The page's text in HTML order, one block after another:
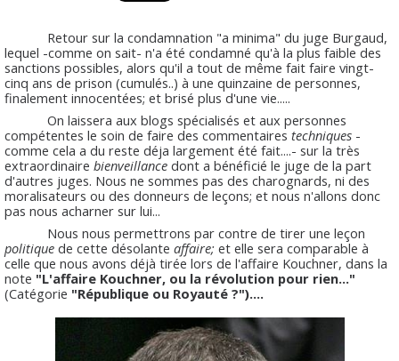
Retour sur la condamnation "a minima" du juge Burgaud,
lequel -comme on sait- n'a été condamné qu'à la plus faible des
sanctions possibles, alors qu'il a tout de même fait faire vingt-
cinq ans de prison (cumulés..) à une quinzaine de personnes,
finalement innocentées; et brisé plus d'une vie.....
On laissera aux blogs spécialisés et aux personnes
compétentes le soin de faire des commentaires techniques -
comme cela a du reste déja largement été fait....- sur la très
extraordinaire bienveillance dont a bénéficié le juge de la part
d'autres juges. Nous ne sommes pas des charognards, ni des
moralisateurs ou des donneurs de leçons; et nous n'allons donc
pas nous acharner sur lui...
Nous nous permettrons par contre de tirer une leçon
politique de cette désolante affaire; et elle sera comparable à
celle que nous avons déjà tirée lors de l'affaire Kouchner, dans la
note "L'affaire Kouchner, ou la révolution pour rien..."
(Catégorie "République ou Royauté ?")....